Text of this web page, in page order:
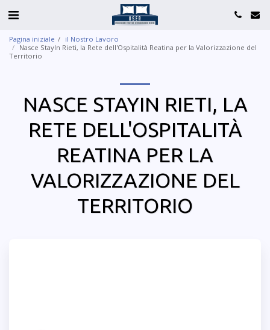
Pagina iniziale
il Nostro Lavoro
Nasce StayIn Rieti, la Rete dell'Ospitalità Reatina per la Valorizzazione del
Territorio
NASCE STAYIN RIETI, LA
RETE DELL'OSPITALITÀ
REATINA PER LA
VALORIZZAZIONE DEL
TERRITORIO